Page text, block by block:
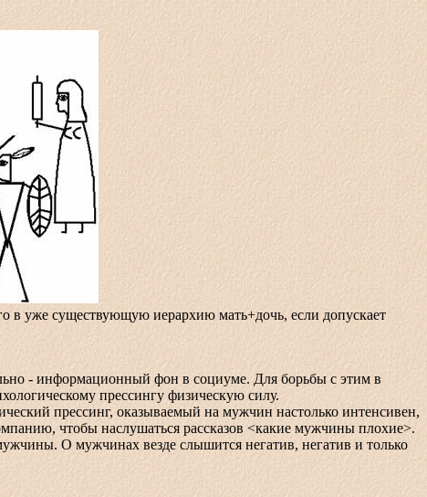
в уже существующую иерархию мать+дочь, если допускает
- информационный фон в социуме. Для борьбы с этим в
прессингу физическую силу.
прессинг, оказываемый на мужчин настолько интенсивен,
чтобы наслушаться рассказов <какие мужчины плохие>.
О мужчинах везде слышится негатив, негатив и только